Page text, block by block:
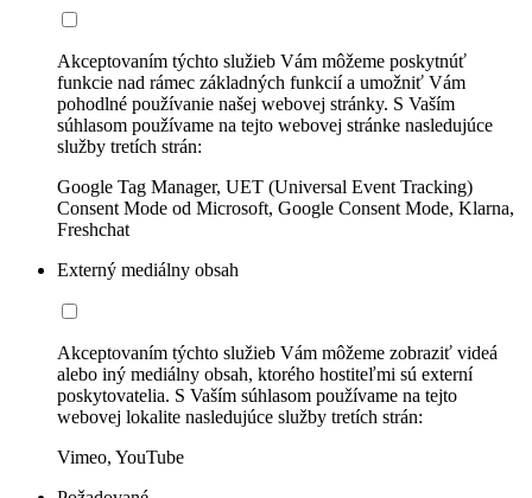
Akceptovaním týchto služieb Vám môžeme poskytnúť
funkcie nad rámec základných funkcií a umožniť Vám
pohodlné používanie našej webovej stránky. S Vaším
súhlasom používame na tejto webovej stránke nasledujúce
služby tretích strán:
Google Tag Manager, UET (Universal Event Tracking)
Consent Mode od Microsoft, Google Consent Mode, Klarna,
Freshchat
Externý mediálny obsah
Akceptovaním týchto služieb Vám môžeme zobraziť videá
alebo iný mediálny obsah, ktorého hostiteľmi sú externí
poskytovatelia. S Vaším súhlasom používame na tejto
webovej lokalite nasledujúce služby tretích strán:
Vimeo, YouTube